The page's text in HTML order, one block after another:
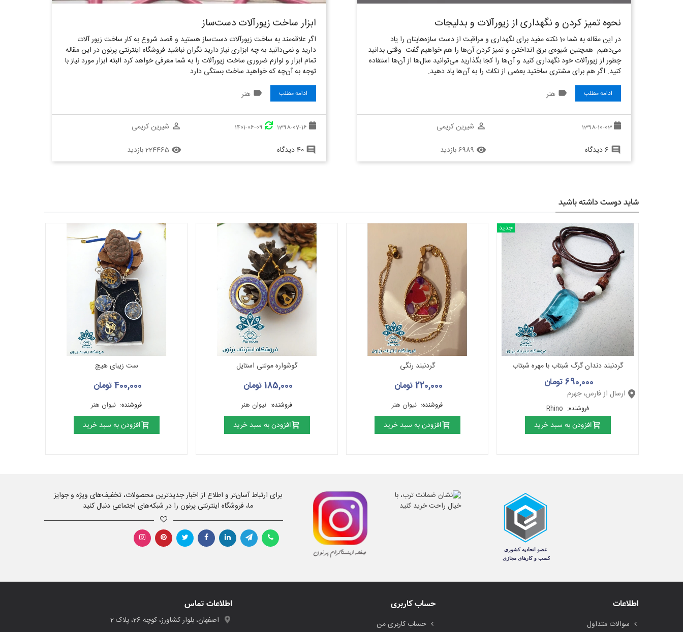
نحوه تمیز کردن و نگهداری از زیورآلات و بدلیجات
در این مقاله به شما 10 نکته مفید برای نگهداری و مراقبت از دست سازه‌هایتان را یاد
می‌دهیم. همچنین شیوه‌ی برق انداختن و تمیز کردن آن‌ها را هم خواهیم گفت. وقتی بدانید
چطور از زیورآلات خود نگهداری کنید و آن‌ها را کجا بگذارید می‌توانید سال‌ها از آن‌ها استفاده
کنید. اگر هم برای مشتری ساختید بعضی از نکات را به آن‌ها یاد دهید.
ادامه مطلب label هنر
1398-10-03
perm_identity شیرین کریمی
comment 6 دیدگاه remove_red_eye 6989 بازدید
ابزار ساخت زیورآلات دست‌ساز
اگر علاقه‌مند به ساخت زیورآلات دست‌ساز هستید و قصد شروع به کار ساخت زیور آلات
دارید و نمی‌دانید به چه ابزاری نیاز دارید نگران نباشید فروشگاه اینترنتی پرنون در این مقاله
تمام ابزار و لوازم ضروری ساخت زیورآلات را به شما معرفی خواهد کرد البته ابزار مورد نیاز با
توجه به آن‌چه که خواهید ساخت بستگی دارد
ادامه مطلب label هنر
1398-07-16
1401-06-09
perm_identity شیرین کریمی
comment 40 دیدگاه remove_red_eye 224465 بازدید
شاید دوست داشته باشید
جدید
گردنبند دندان گرگ شبتاب با مهره شبتاب
690,000 تومان
ارسال از فارس، جهرم
فروشنده:
افزودن به سبد خرید
گردنبند رنگی
220,000 تومان
فروشنده: نیوان هنر
افزودن به سبد خرید
گوشواره مولتی استایل
185,000 تومان
فروشنده: نیوان هنر
افزودن به سبد خرید
ست زیبای هیچ
400,000 تومان
فروشنده: نیوان هنر
افزودن به سبد خرید
برای ارتباط آسان‌تر و اطلاع از اخبار جدیدترین محصولات، تخفیف‌های ویژه و جوایز
ما، فروشگاه اینترنتی پرنون را در شبکه‌های اجتماعی دنبال کنید
اطلاعات
سوالات متداول
حساب کاربری
حساب کاربری من
اطلاعات تماس
اصفهان، بلوار کشاورز، کوچه 26، پلاک 2